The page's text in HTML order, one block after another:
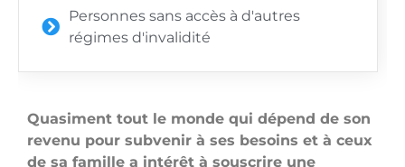
Personnes sans accès à d'autres
régimes d'invalidité
Quasiment tout le monde qui dépend de son
revenu pour subvenir à ses besoins et à ceux
de sa famille a intérêt à souscrire une